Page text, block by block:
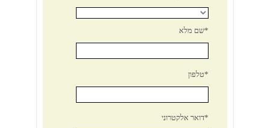
שם מלא*
טלפון*
דואר אלקטרוני*